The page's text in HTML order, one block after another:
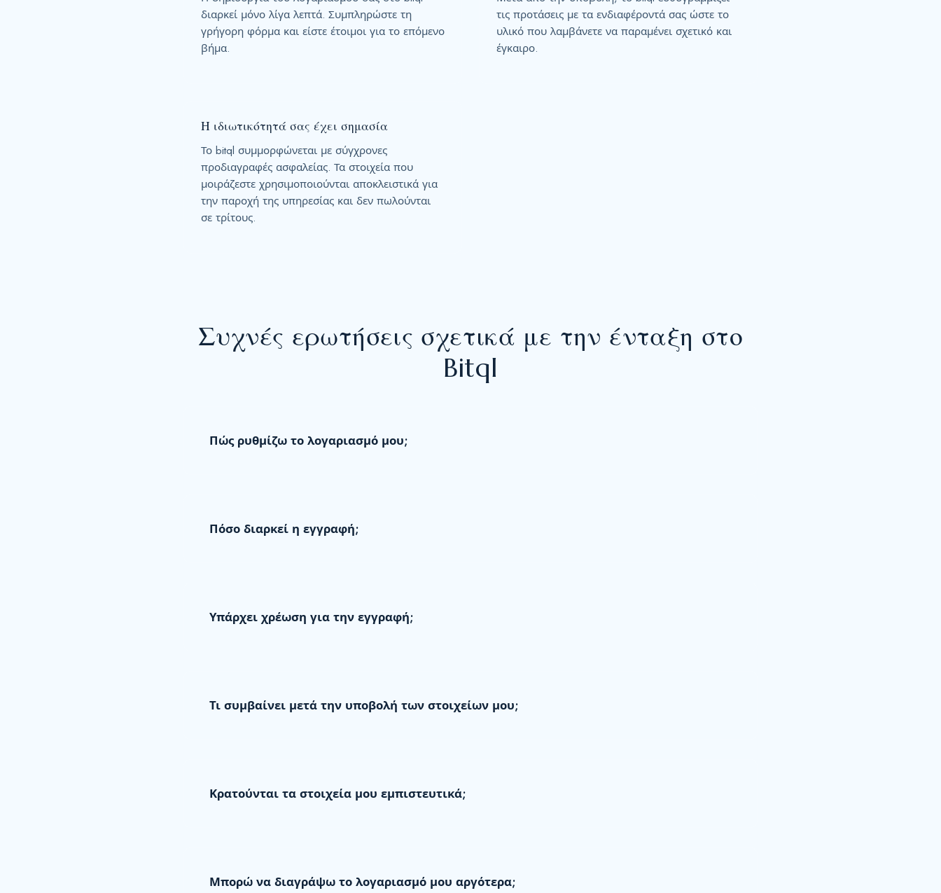
διαρκεί μόνο λίγα λεπτά. Συμπληρώστε τη
γρήγορη φόρμα και είστε έτοιμοι για το επόμενο
βήμα.
τις προτάσεις με τα ενδιαφέροντά σας ώστε το
υλικό που λαμβάνετε να παραμένει σχετικό και
έγκαιρο.
Η ιδιωτικότητά σας έχει σημασία
Το bitql συμμορφώνεται με σύγχρονες
προδιαγραφές ασφαλείας. Τα στοιχεία που
μοιράζεστε χρησιμοποιούνται αποκλειστικά για
την παροχή της υπηρεσίας και δεν πωλούνται
σε τρίτους.
Συχνές ερωτήσεις σχετικά με την ένταξη στο
Bitql
Πώς ρυθμίζω το λογαριασμό μου;
Πόσο διαρκεί η εγγραφή;
Υπάρχει χρέωση για την εγγραφή;
Τι συμβαίνει μετά την υποβολή των στοιχείων μου;
Κρατούνται τα στοιχεία μου εμπιστευτικά;
Μπορώ να διαγράψω το λογαριασμό μου αργότερα;